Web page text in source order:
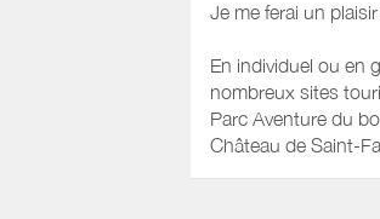
Je me ferai un
En individuel ou en
nombreux sites
Parc Aventure du
Château de Saint-